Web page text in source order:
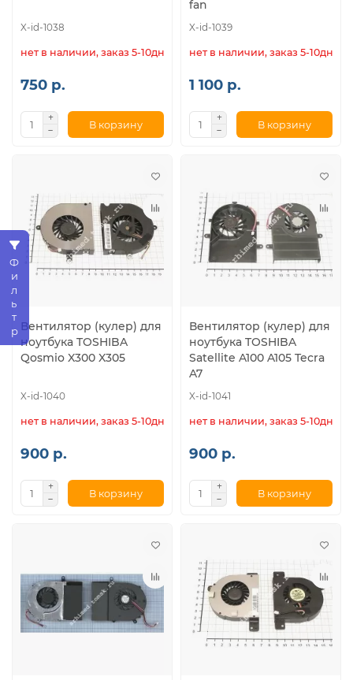
Фильтр
X-id-1038
нет в наличии, заказ 5-10дн.
750 р.
В корзину
fan
X-id-1039
нет в наличии, заказ 5-10дн.
1 100 р.
В корзину
Вентилятор (кулер) для
ноутбука TOSHIBA
Qosmio X300 X305
X-id-1040
нет в наличии, заказ 5-10дн.
900 р.
В корзину
Вентилятор (кулер) для
ноутбука TOSHIBA
Satellite A100 A105 Tecra
A7
X-id-1041
нет в наличии, заказ 5-10дн.
900 р.
В корзину